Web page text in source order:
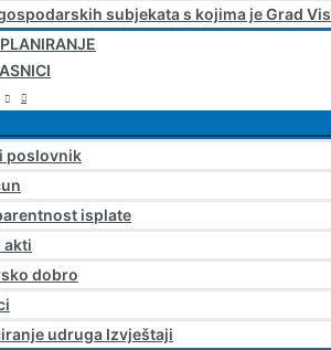
subjekata s kojima je Grad
poslovnik
isplate
akti
dobro
udruga Izvještaji